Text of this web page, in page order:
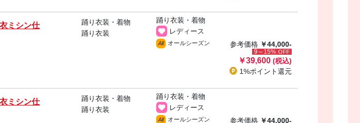
ミシン仕
踊り衣装・着物
踊り衣装
踊り衣装・着物
レディース
All オールシーズン 参考価格 ￥44,000-
9～15% OFF
￥39,600 (税込)
1%ポイント還元
ミシン仕
踊り衣装・着物
踊り衣装
踊り衣装・着物
レディース
All オールシーズン 参考価格 ￥44,000-